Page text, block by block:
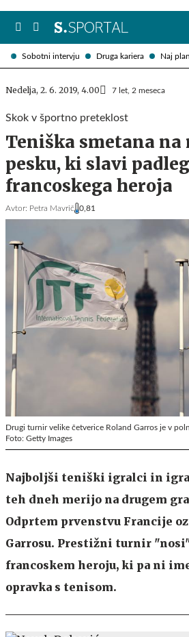
Sobotni intervju Druga kariera Naj
Nedelja, 2. 6. 2019, 4.00 7 let, 2 meseca
Skok v športno preteklost
Teniška smetana na
pesku, ki slavi
francoskega heroja
Avtor: Petra Mavrič 0,81
Drugi turnir velike četverice Roland Garros je v
Foto: Getty Images
Najboljši teniški igralci in
teh dneh merijo na drugem
Odprtem prvenstvu Francije
Garrosu. Prestižni turnir
francoskem heroju, ki pa ni
opravka s tenisom.